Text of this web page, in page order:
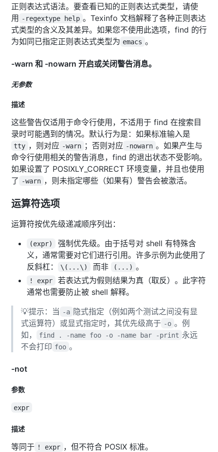
正则表达式语法。要查看已知的正则表达式类型，请使
用 -regextype help 。Texinfo 文档解释了各种正则表达
式类型的含义及其差异。如果您不使用此选项，find 的行
为如同已指定正则表达式类型为 emacs 。
-warn 和 -nowarn 开启或关闭警告消息。
无参数
描述
这些警告仅适用于命令行使用，不适用于 find 在搜索目
录时可能遇到的情况。默认行为是：如果标准输入是
tty ，则对应 -warn ；否则对应 -nowarn 。如果产生与
命令行使用相关的警告消息，find 的退出状态不受影响。
如果设置了 POSIXLY_CORRECT 环境变量，并且也使用
了 -warn ，则未指定哪些（如果有）警告会被激活。
运算符选项
运算符按优先级递减顺序列出：
(expr)
强制优先级。由于括号对 shell 有特殊含
义，通常需要对它们进行引用。许多示例为此使用了
反斜杠：
\(...\) 而非 (...) 。
! expr
若表达式为假则结果为真（取反）。此字符
通常也需要防止被 shell 解释。
💡提示：当 -a 隐式指定（例如两个测试之间没有显
式运算符）或显式指定时，其优先级高于 -o 。例
如，
find . -name foo -o -name bar -print 永远
不会打印 foo 。
-not
参数
expr
描述
等同于 ! expr ，但不符合 POSIX 标准。